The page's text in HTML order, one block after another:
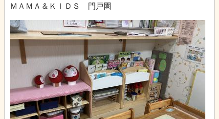
小規模な保育園ではありますが、子ども達に偏りなく様々な体験
をしてもらいたいとの思いを共有しながら、日々の保育を行って
います。
特に「おんがくあそび」「うんどうあそび」では、園外から専門
講師を招き、子ども達と一緒に職員も楽しみながら学びを深めて
います。
ひとりひとりの成長を実感しながら、じっくりと個性を伸ばす保
育を行うことができます。
＜お休みが取りやすいのも自慢のひとつ！＞
お休みの多さと、トータルの勤務時間が短いことが自慢です！
土曜日出勤日の振替休を必ず取得するなど、プライベートも充実
ＭＡＭＡ＆ＫＩＤＳ 門戸園